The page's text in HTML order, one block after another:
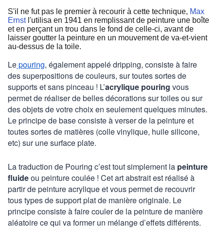
S'il ne fut pas le premier à recourir à cette technique, Max
Ernstl'utilisa en 1941 en remplissant de peinture une boîte
et en perçant un trou dans le fond de celle-ci, avant de
laisser goutter la peinture en un mouvement de va-et-vient
au-dessus de la toile.
Lepouring, également appelé dripping, consiste à faire
des superpositions de couleurs, sur toutes sortes de
supports et sans pinceau ! L’acrylique pouring vous
permet de réaliser de belles décorations sur toiles ou sur
des objets de votre choix en seulement quelques minutes.
Le principe de base consiste à verser de la peinture et
toutes sortes de matières (colle vinylique, huile silicone,
etc) sur une surface plate.
La traduction de Pouring c’est tout simplement la peinture
fluideou peinture coulée ! Cet art abstrait est réalisé à
partir de peinture acrylique et vous permet de recouvrir
tous types de support plat de manière originale. Le
principe consiste à faire couler de la peinture de manière
aléatoire ce qui va former un mélange d’effets différents.